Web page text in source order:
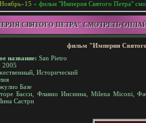
Ноябрь»15 » фильм "Империя Святого Петра"
СВЯТОГО ПЕТРА" СМОТРЕТЬ
фильм "Империя
название: San Pietro
2005
Исторический
Базе
Басси, Флавио Инсинна, Milena Miconi,
Састри